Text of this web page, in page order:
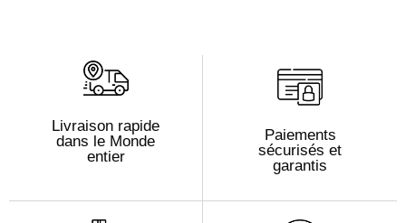
Livraison rapide
dans le Monde
entier
Paiements
sécurisés et
garantis